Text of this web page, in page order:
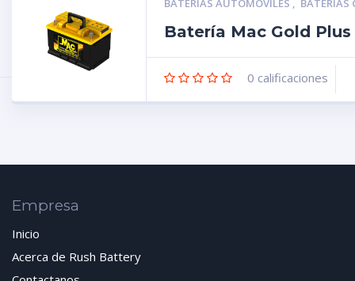
BATERÍAS AUTOMÓVILES , BATERÍAS
Batería Mac Gold
0 calificaciones
Empresa
Inicio
Acerca de Rush Battery